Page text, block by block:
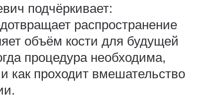
подчёркивает:
распространение
объём кости для будущей
процедура необходима,
как проходит вмешательство